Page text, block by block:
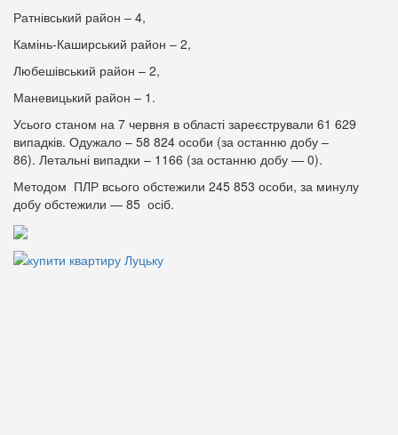
Ратнівський район – 4,
Камінь-Каширський район – 2,
Любешівський район – 2,
Маневицький район – 1.
Усього станом на 7 червня в області зареєстрували 61 629
випадків. Одужало – 58 824 особи (за останню добу –
86). Летальні випадки – 1166 (за останню добу — 0).
Методом ПЛР всього обстежили 245 853 особи, за минулу
добу обстежили — 85 осіб.